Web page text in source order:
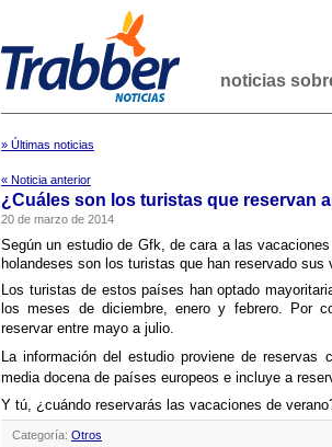
noticias
» Últimas noticias
« Noticia anterior
¿Cuáles son los turistas que reservan
20 de marzo de 2014
Según un estudio de Gfk, de cara a las
holandeses son los turistas que han reservado
Los turistas de estos paí­ses han optado
los meses de diciembre, enero y febrero. Por
reservar entre mayo a julio.
La información del estudio proviene de reservas
media docena de paí­ses europeos e incluye a
Y tú, ¿cuándo reservarás las vacaciones de
Categoría: Otros